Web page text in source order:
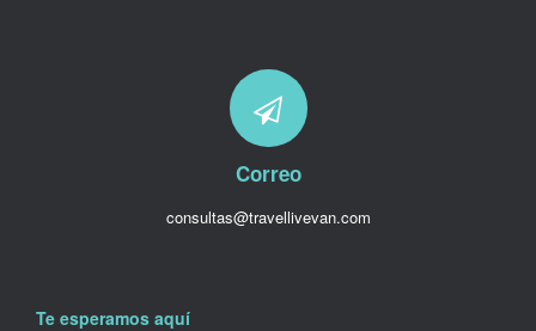
Correo
consultas@travellivevan.com
Te esperamos aquí